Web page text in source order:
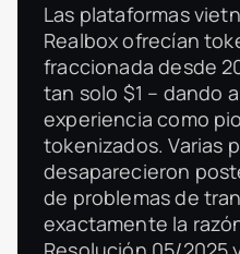
Las plataformas
Realbox ofrecían
fraccionada desde
tan solo $1 – dando
experiencia como
tokenizados. Varias
desaparecieron
de problemas de
exactamente la